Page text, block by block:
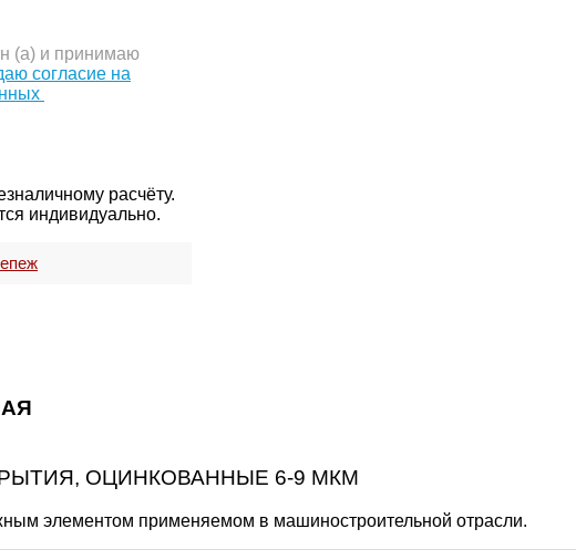
(а) и принимаю
согласие на
расчёту.
индивидуально.
ОЦИНКОВАННЫЕ 6-9 МКМ
элементом применяемом в машиностроительной отрасли.